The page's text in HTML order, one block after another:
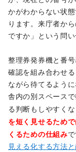
かがわからない状
ります。来庁者か
ですか」という問
整理券発券機と番
確認を組み合わせ
ながら待てるよう
舎内の別スペース
る判断もしやすく
を短く見せるため
くるための仕組み
見える化する方法